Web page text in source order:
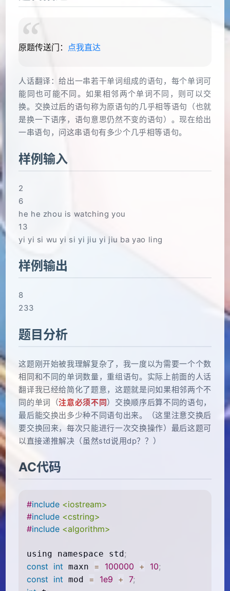
原题传送门： 点我直达
人话翻译：给出一串若干单词组成的语句，每个单词可
能同也可能不同。如果相邻两个单词不同，则可以交
换。交换过后的语句称为原语句的几乎相等语句（也就
是换一下语序，语句意思仍然不变的语句）。现在给出
一串语句，问这串语句有多少个几乎相等语句。
样例输入
2
6
he he zhou is watching you
13
yi yi si wu yi si yi jiu yi jiu ba yao ling
样例输出
8
233
题目分析
这题刚开始被我理解复杂了，我一度以为需要一个个数
相同和不同的单词数量，重组语句。实际上前面的人话
翻译我已经给简化了题意，这题就是问如果相邻两个不
同的单词（注意必须不同）交换顺序后算不同的语句，
最后能交换出多少种不同语句出来。（这里注意交换后
要交换回来，每次只能进行一次交换操作）最后这题可
以直接递推解决（虽然std说用dp？？）
AC代码
#include <iostream>
#include <cstring>
#include <algorithm>
using namespace std;
const int maxn = 100000 + 10;
const int mod = 1e9 + 7;